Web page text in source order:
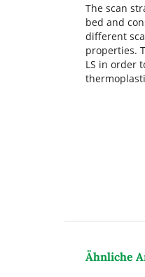
The scan
bed and
different
properties.
LS in order
Ähnliche